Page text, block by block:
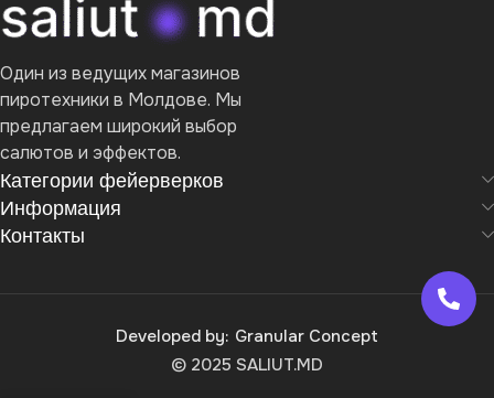
Один из ведущих магазинов
пиротехники в Молдове. Мы
предлагаем широкий выбор
салютов и эффектов.
Категории фейерверков
Информация
Контакты
© 2025 SALIUT.MD
Developed by: Granular Concept